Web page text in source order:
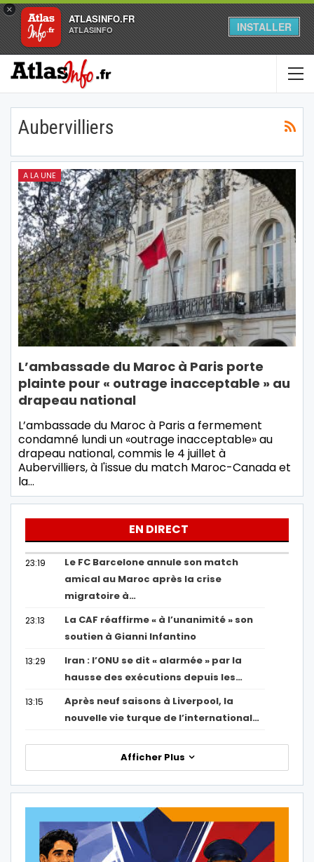
×
ATLASINFO.FR
ATLASINFO INSTALLER
Aubervilliers
A LA UNE
L’ambassade du Maroc à Paris porte
plainte pour « outrage inacceptable » au
drapeau national
L’ambassade du Maroc à Paris a fermement
condamné lundi un «outrage inacceptable» au
drapeau national, commis le 4 juillet à
Aubervilliers, à l'issue du match Maroc-Canada et
la…
EN DIRECT
23:19
Le FC Barcelone annule son match
amical au Maroc après la crise
migratoire à…
23:13
La CAF réaffirme « à l’unanimité » son
soutien à Gianni Infantino
13:29
Iran : l’ONU se dit « alarmée » par la
hausse des exécutions depuis les…
13:15
Après neuf saisons à Liverpool, la
nouvelle vie turque de l’international…
Afficher Plus